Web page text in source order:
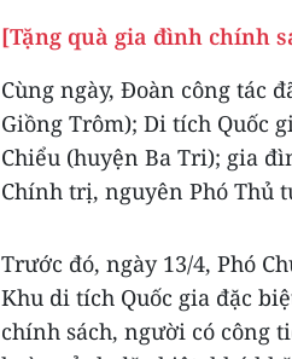
[Tặng quà gia đình chính
Cùng ngày, Đoàn công tác
Giồng Trôm); Di tích Quốc
Chiểu (huyện Ba Tri); gia
Chính trị, nguyên Phó Thủ
Trước đó, ngày 13/4, Phó
Khu di tích Quốc gia đặc
chính sách, người có công